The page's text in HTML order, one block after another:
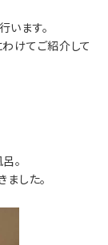
ます。
けてご紹介して
。
した。